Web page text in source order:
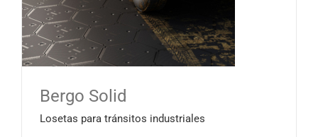
Bergo Solid
Losetas para tránsitos industriales